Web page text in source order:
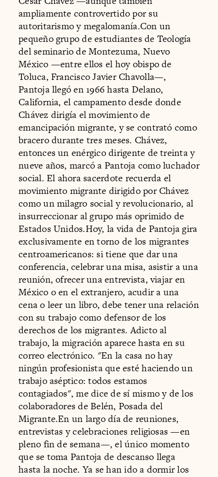
ampliamente controvertido por su
autoritarismo y megalomanía.Con un
pequeño grupo de estudiantes de Teología
del seminario de Montezuma, Nuevo
México —entre ellos el hoy obispo de
Toluca, Francisco Javier Chavolla—,
Pantoja llegó en 1966 hasta Delano,
California, el campamento desde donde
Chávez dirigía el movimiento de
emancipación migrante, y se contrató como
bracero durante tres meses. Chávez,
entonces un enérgico dirigente de treinta y
nueve años, marcó a Pantoja como luchador
social. El ahora sacerdote recuerda el
movimiento migrante dirigido por Chávez
como un milagro social y revolucionario, al
insurreccionar al grupo más oprimido de
Estados Unidos.Hoy, la vida de Pantoja gira
exclusivamente en torno de los migrantes
centroamericanos: si tiene que dar una
conferencia, celebrar una misa, asistir a una
reunión, ofrecer una entrevista, viajar en
México o en el extranjero, acudir a una
cena o leer un libro, debe tener una relación
con su trabajo como defensor de los
derechos de los migrantes. Adicto al
trabajo, la migración aparece hasta en su
correo electrónico. "En la casa no hay
ningún profesionista que esté haciendo un
trabajo aséptico: todos estamos
contagiados", me dice de sí mismo y de los
colaboradores de Belén, Posada del
Migrante.En un largo día de reuniones,
entrevistas y celebraciones religiosas —en
pleno fin de semana—, el único momento
que se toma Pantoja de descanso llega
hasta la noche. Ya se han ido a dormir los